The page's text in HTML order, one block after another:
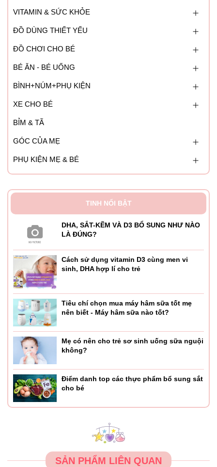
VITAMIN & SỨC KHỎE
ĐỒ DÙNG THIẾT YẾU
ĐỒ CHƠI CHO BÉ
BÉ ĂN - BÉ UỐNG
BÌNH+NÚM+PHỤ KIỆN
XE CHO BÉ
BỈM & TÃ
GÓC CỦA MẸ
PHỤ KIỆN MẸ & BÉ
TINH NỔI BẬT
DHA, SẮT-KẼM VÀ D3 BỔ SUNG NHƯ NÀO
LÀ ĐÚNG?
Cách sử dụng vitamin D3 cùng men vi
sinh, DHA hợp lí cho trẻ
Tiêu chí chọn mua máy hâm sữa tốt mẹ
nên biết - Máy hâm sữa nào tốt?
Mẹ có nên cho trẻ sơ sinh uống sữa nguội
không?
Điểm danh top các thực phẩm bổ sung sắt
cho bé
SẢN PHẨM LIÊN QUAN